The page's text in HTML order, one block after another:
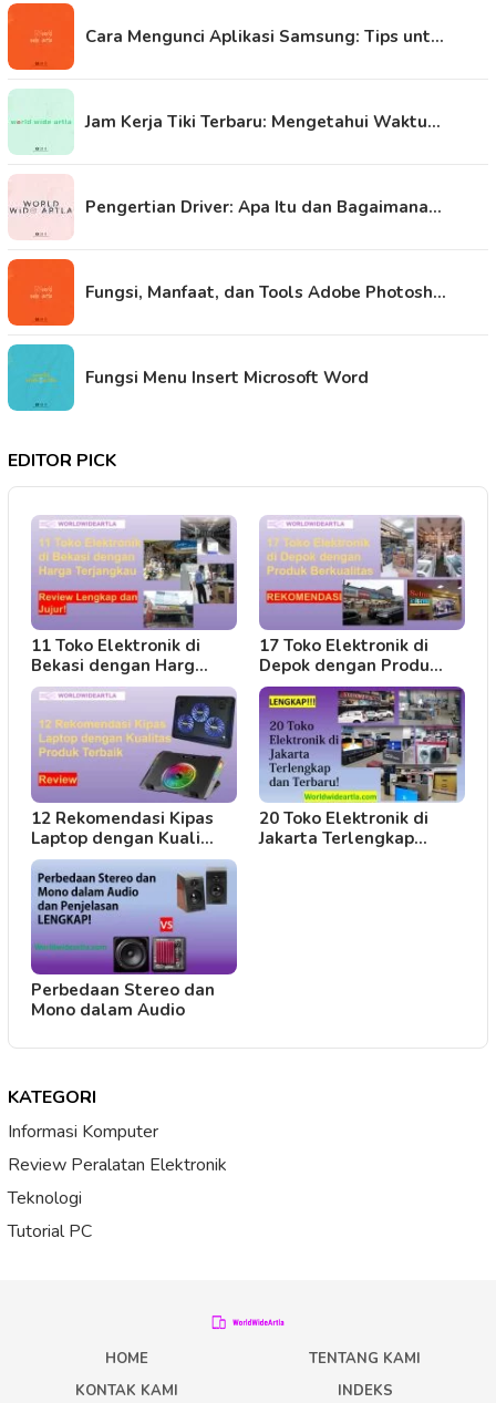
Cara Mengunci Aplikasi Samsung: Tips unt…
Jam Kerja Tiki Terbaru: Mengetahui Waktu…
Pengertian Driver: Apa Itu dan Bagaimana…
Fungsi, Manfaat, dan Tools Adobe Photosh…
Fungsi Menu Insert Microsoft Word
EDITOR PICK
11 Toko Elektronik di
Bekasi dengan Harg…
17 Toko Elektronik di
Depok dengan Produ…
12 Rekomendasi Kipas
Laptop dengan Kuali…
20 Toko Elektronik di
Jakarta Terlengkap…
Perbedaan Stereo dan
Mono dalam Audio
KATEGORI
Informasi Komputer
Review Peralatan Elektronik
Teknologi
Tutorial PC
HOME
TENTANG KAMI
KONTAK KAMI
INDEKS